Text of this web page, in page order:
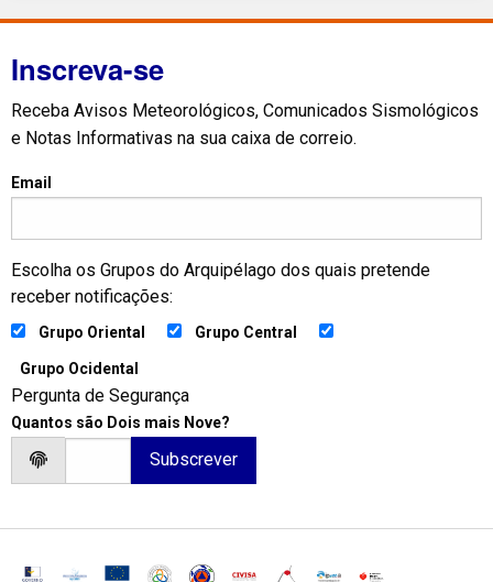
Inscreva-se
Receba Avisos Meteorológicos, Comunicados Sismológicos
e Notas Informativas na sua caixa de correio.
Email
Escolha os Grupos do Arquipélago dos quais pretende
receber notificações:
Grupo Oriental Grupo Central
Grupo Ocidental
Pergunta de Segurança
Quantos são Dois mais Nove?